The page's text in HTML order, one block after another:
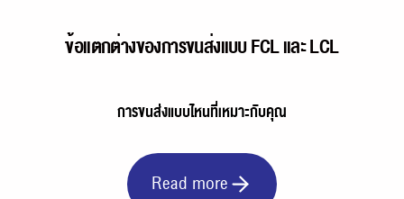
ข้อแตกต่างของการขนส่งแบบ FCL และ LCL
การขนส่งแบบไหนที่เหมาะกับคุณ
Read more